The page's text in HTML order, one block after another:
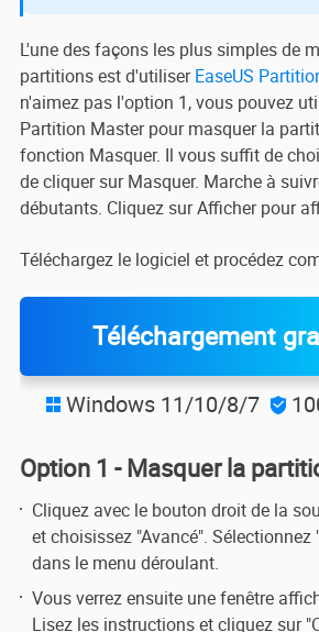
L'une des façons les plus simples de
partitions est d'utiliserEaseUS
n'aimez pas l'option 1, vous pouvez
Partition Master pour masquer la
fonction Masquer. Il vous suffit de
de cliquer sur Masquer. Marche à
débutants. Cliquez sur Afficher pour
Téléchargez le logiciel et procédez
Téléchargement
 Windows 11/10/8/7 
Option 1 - Masquer la
Cliquez avec le bouton droit de la
et choisissez "Avancé". Sélectionnez
dans le menu déroulant.
Vous verrez ensuite une fenêtre
Lisez les instructions et cliquez sur